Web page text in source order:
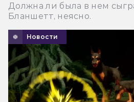
Должна ли была в нем
Бланшетт, неясно.
Новости